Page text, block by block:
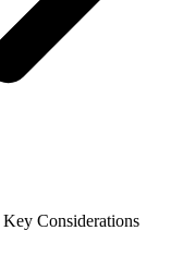
Key Considerations